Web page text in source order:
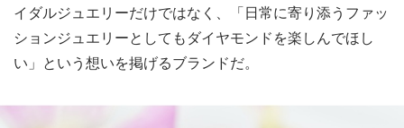
イダルジュエリーだけではなく、「日常に寄り添うファッ
ションジュエリーとしてもダイヤモンドを楽しんでほし
い」という想いを掲げるブランドだ。